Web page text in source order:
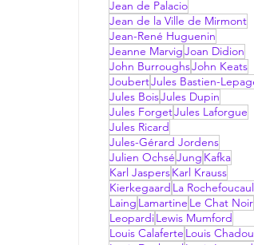
Jean de Palacio
Jean de la Ville de Mirmont
Jean-René Huguenin
Jeanne MarvigJoan Didion
John BurroughsJohn Keats
JoubertJules Bastien-
Jules BoisJules Dupin
Jules ForgetJules Laforgue
Jules Ricard
Jules-Gérard Jordens
Julien OchséJung Kafka
Karl JaspersKarl Krauss
Kierkegaard La
Laing Lamartine Le Chat Noir
LeopardiLewis Mumford
Louis Calaferte Louis